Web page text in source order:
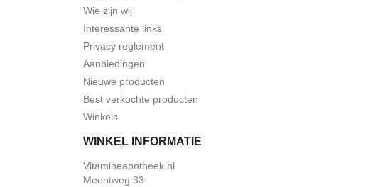
Wie zijn wij
Interessante links
Privacy reglement
Aanbiedingen
Nieuwe producten
Best verkochte producten
Winkels
WINKEL INFORMATIE
Vitamineapotheek.nl
Meentweg 33